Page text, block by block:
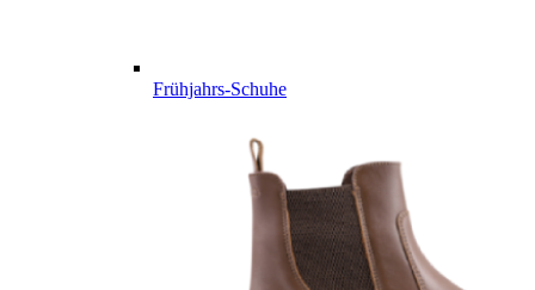
Frühjahrs-Schuhe